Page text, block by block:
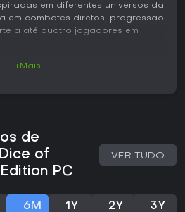
em diferentes universos da
em combates diretos, progressão
a até quatro jogadores em
distintos, como mago à
a corpo, ladino, bárbaro ou
vida e mana ao longo das
apresentam chefes. Entre as
para testar diferentes
+Mais
de
of
PC
VER TUDO
6M 1Y 2Y 3Y